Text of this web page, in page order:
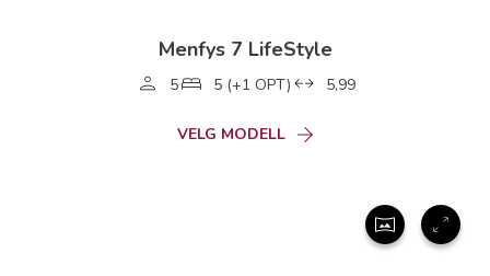
Menfys 7 LifeStyle
5 5 (+1 OPT) 5,99
VELG MODELL